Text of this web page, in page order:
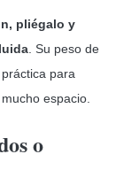
pliégalo y
. Su peso de
para
espacio.
o